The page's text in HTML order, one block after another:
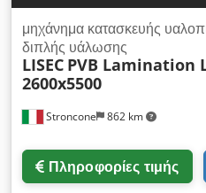
αυτόματο κάθετο ρομπότ
1 TH - Μονάδα ανάμειξης και
Stroncone 862 km
μηχάνημα κατασκευής
διπλής υάλωσης
LISEC PVB Lamination
2600x5500
Πληροφορίες τιμής